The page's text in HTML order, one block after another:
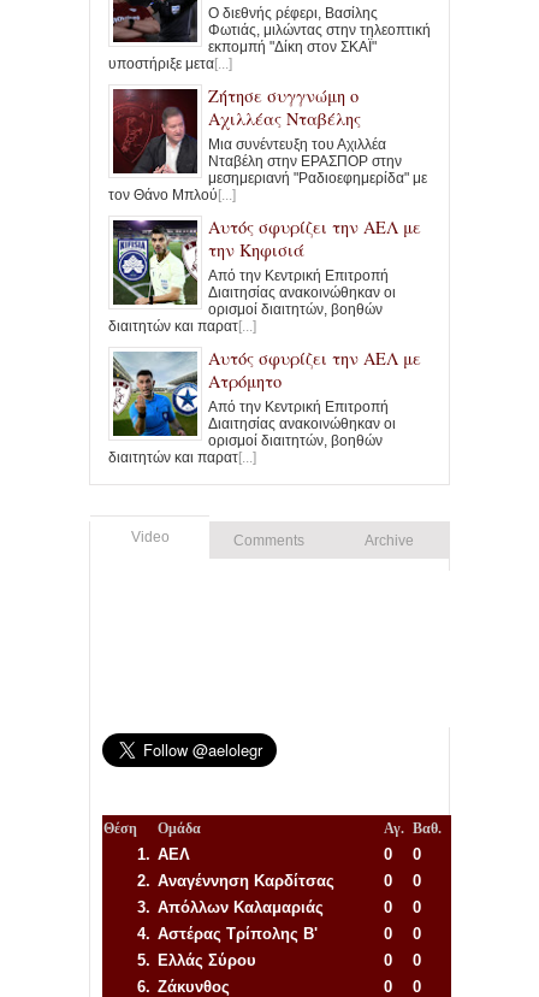
Ο διεθνής ρέφερι, Βασίλης
Φωτιάς, μιλώντας στην τηλεοπτική
εκπομπή "Δίκη στον ΣΚΑΪ"
υποστήριξε μετα[...]
Ζήτησε συγγνώμη ο
Αχιλλέας Νταβέλης
Μια συνέντευξη του Αχιλλέα
Νταβέλη στην ΕΡΑΣΠΟΡ στην
μεσημεριανή "Ραδιοεφημερίδα" με
τον Θάνο Μπλού[...]
Αυτός σφυρίζει την ΑΕΛ με
την Κηφισιά
Από την Κεντρική Επιτροπή
Διαιτησίας ανακοινώθηκαν οι
ορισμοί διαιτητών, βοηθών
διαιτητών και παρατ[...]
Αυτός σφυρίζει την ΑΕΛ με
Ατρόμητο
Από την Κεντρική Επιτροπή
Διαιτησίας ανακοινώθηκαν οι
ορισμοί διαιτητών, βοηθών
διαιτητών και παρατ[...]
Video Comments Archive
Θέση Ομάδα Αγ. Βαθ.
1. ΑΕΛ 0
0
2. Αναγέννηση Καρδίτσας 0
0
3. Απόλλων Καλαμαριάς 0
0
4. Αστέρας Τρίπολης Β' 0
0
5. Ελλάς Σύρου 0
0
6. Ζάκυνθος 0
0